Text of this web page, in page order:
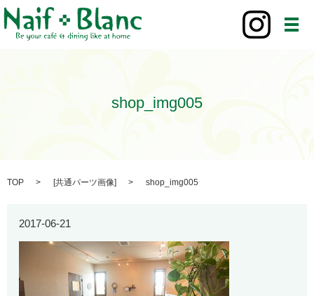
メ
shop_img005
TOP [共通パーツ画像] shop_img005
2017-06-21